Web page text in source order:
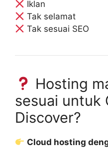
Iklan
Tak selamat
Tak sesuai SEO
Hosting
sesuai untuk
Discover?
Cloud hosting